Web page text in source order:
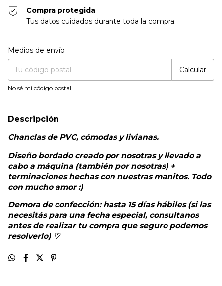
Compra protegida
Tus datos cuidados durante toda la compra.
Entregas para el CP:
Medios de envío
Calcular
No sé mi código postal
Descripción
Chanclas de PVC, cómodas y livianas.
Diseño bordado creado por nosotras y llevado a
cabo a máquina (también por nosotras) +
terminaciones hechas con nuestras manitos. Todo
con mucho amor :)
Demora de confección: hasta 15 días hábiles (si las
necesitás para una fecha especial, consultanos
antes de realizar tu compra que seguro podemos
resolverlo) ♡